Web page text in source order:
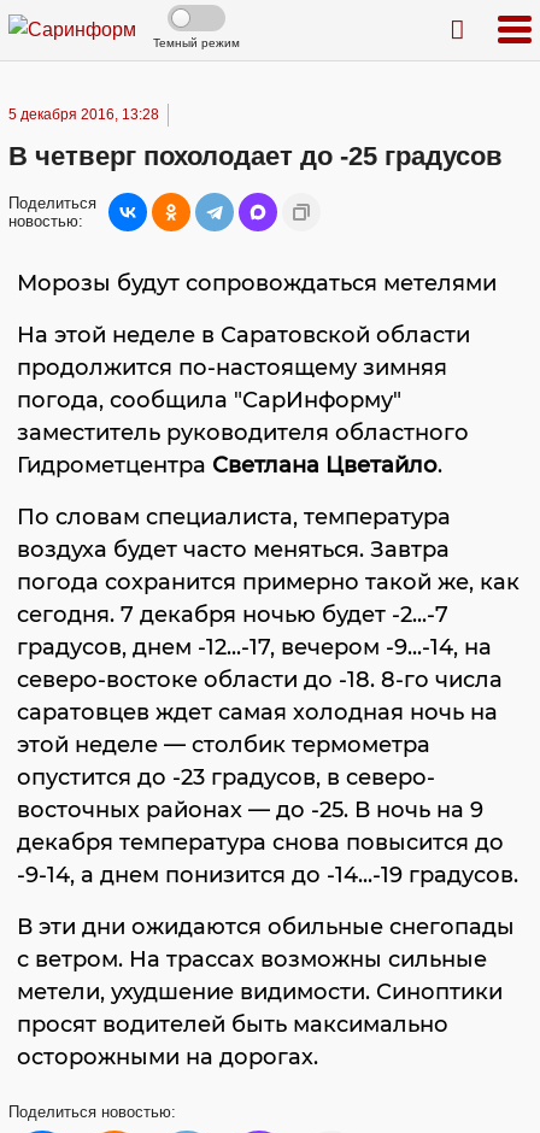
Темный режим
5 декабря 2016, 13:28
В четверг похолодает до -25 градусов
Поделиться
новостью:
Морозы будут сопровождаться метелями
На этой неделе в Саратовской области
продолжится по-настоящему зимняя
погода, сообщила "СарИнформу"
заместитель руководителя областного
Гидрометцентра Светлана Цветайло.
По словам специалиста, температура
воздуха будет часто меняться. Завтра
погода сохранится примерно такой же, как
сегодня. 7 декабря ночью будет -2...-7
градусов, днем -12...-17, вечером -9...-14, на
северо-востоке области до -18. 8-го числа
саратовцев ждет самая холодная ночь на
этой неделе — столбик термометра
опустится до -23 градусов, в северо-
восточных районах — до -25. В ночь на 9
декабря температура снова повысится до
-9-14, а днем понизится до -14...-19 градусов.
В эти дни ожидаются обильные снегопады
с ветром. На трассах возможны сильные
метели, ухудшение видимости. Синоптики
просят водителей быть максимально
осторожными на дорогах.
Поделиться новостью: